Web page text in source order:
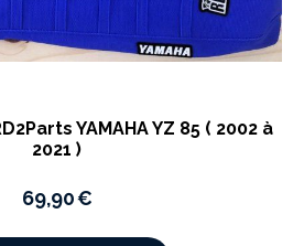
YAMAHA YZ 85 ( 2002 à
2021 )
69,90€